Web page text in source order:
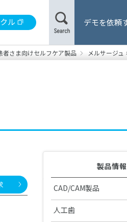
全データシート
ル デモを依頼
製品カタログ・取
者さま向けセルフケア製品 メルサージュ
製品情報
CAD/CAM製品
CAD/CAM機器
人工歯